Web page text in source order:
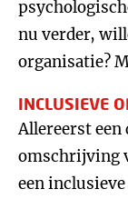
nu verder,
organisatie?
INCLUSIEVE
Allereerst
omschrijving
een